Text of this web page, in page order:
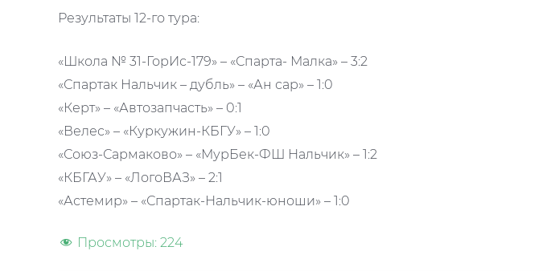
Результаты 12-го тура:
«Школа № 31-ГорИс-179» – «Спарта- Малка» – 3:2
«Спартак Нальчик – дубль» – «Ан сар» – 1:0
«Керт» – «Автозапчасть» – 0:1
«Велес» – «Куркужин-КБГУ» – 1:0
«Союз-Сармаково» – «МурБек-ФШ Нальчик» – 1:2
«КБГАУ» – «ЛогоВАЗ» – 2:1
«Астемир» – «Спартак-Нальчик-юноши» – 1:0
Просмотры: 224